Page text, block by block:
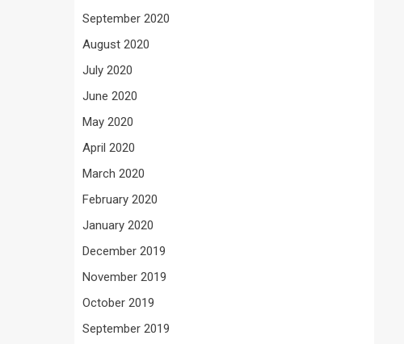
September 2020
August 2020
July 2020
June 2020
May 2020
April 2020
March 2020
February 2020
January 2020
December 2019
November 2019
October 2019
September 2019